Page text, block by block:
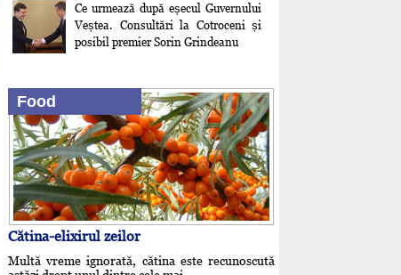
Ce urmează după eșecul Guvernului
Veștea. Consultări la Cotroceni și
posibil premier Sorin Grindeanu
Brebu- un castel necunoscut!
Food
Cătina-elixirul zeilor
Multă vreme ignorată, cătina este recunoscută